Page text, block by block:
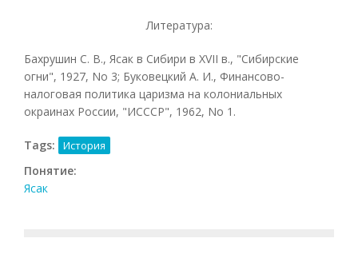
Литература:
Бахрушин С. В., Ясак в Сибири в XVII в., "Сибирские
огни", 1927, No 3; Буковецкий А. И., Финансово-
налоговая политика царизма на колониальных
окраинах России, "ИСССР", 1962, No 1.
Tags: История
Понятие:
Ясак